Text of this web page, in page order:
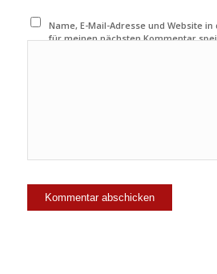
Name, E-Mail-Adresse und Website
für meinen nächsten Kommentar